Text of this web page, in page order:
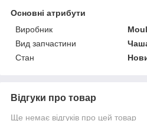
Основні атрибути
Виробник
Вид запчастини
Стан
Відгуки про товар
Ще немає відгуків про цей товар